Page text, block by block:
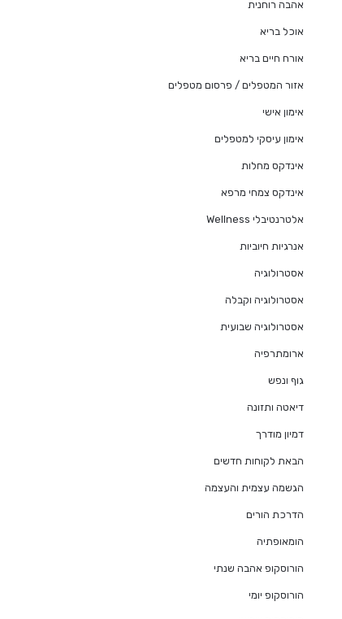
אהבה רוחנית
אוכל בריא
אורח חיים בריא
אזור המטפלים / פרסום מטפלים
אימון אישי
אימון עיסקי למטפלים
אינדקס מחלות
אינדקס צמחי מרפא
אלטרנטיבלי Wellness
אנרגיות חיוביות
אסטרולוגיה
אסטרולוגיה וקבלה
אסטרולוגיה שבועית
ארומתרפיה
גוף ונפש
דיאטה ותזונה
דמיון מודרך
הבאת לקוחות חדשים
הגשמה עצמית והעצמה
הדרכת הורים
הומאופתיה
הורוסקופ אהבה שנתי
הורוסקופ יומי